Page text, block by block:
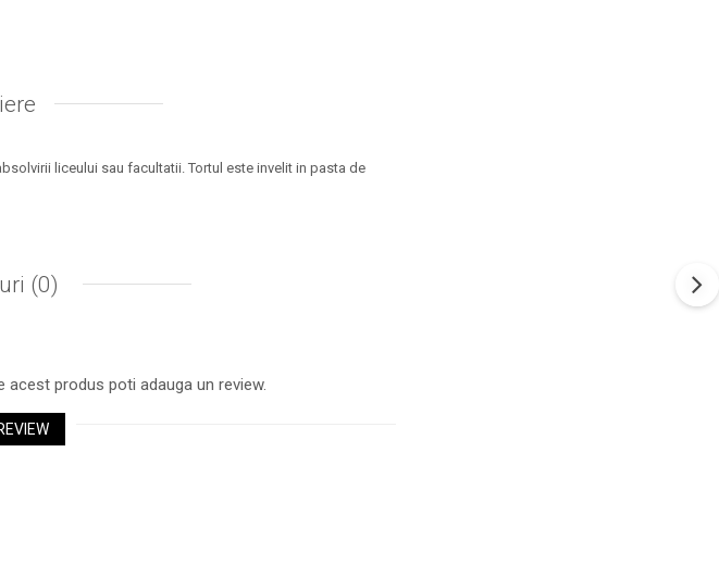
liceului sau facultatii. Tortul este invelit in pasta de
(0)
produs poti adauga un review.